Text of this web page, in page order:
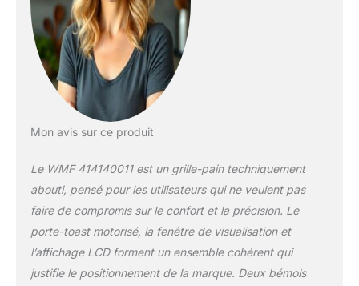
Mon avis sur ce produit
Le WMF 414140011 est un grille-pain techniquement
abouti, pensé pour les utilisateurs qui ne veulent pas
faire de compromis sur le confort et la précision. Le
porte-toast motorisé, la fenêtre de visualisation et
l’affichage LCD forment un ensemble cohérent qui
justifie le positionnement de la marque. Deux bémols